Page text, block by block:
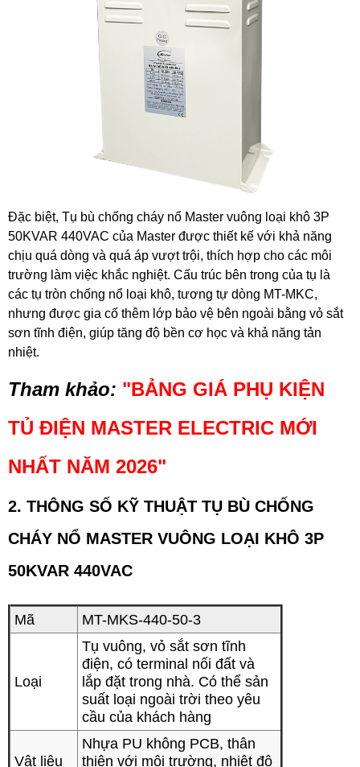
Đặc biệt, Tụ bù chống cháy nổ Master vuông loại khô 3P
50KVAR 440VAC của Master được thiết kế với khả năng
chịu quá dòng và quá áp vượt trội, thích hợp cho các môi
trường làm việc khắc nghiệt. Cấu trúc bên trong của tụ là
các tụ tròn chống nổ loại khô, tương tự dòng MT-MKC,
nhưng được gia cố thêm lớp bảo vệ bên ngoài bằng vỏ sắt
sơn tĩnh điện, giúp tăng độ bền cơ học và khả năng tản
nhiệt.
Tham khảo: "BẢNG GIÁ PHỤ KIỆN
TỦ ĐIỆN MASTER ELECTRIC MỚI
NHẤT NĂM 2026"
2. THÔNG SỐ KỸ THUẬT TỤ BÙ CHỐNG
CHÁY NỔ MASTER VUÔNG LOẠI KHÔ 3P
50KVAR 440VAC
Mã MT-MKS-440-50-3
Loại
Tụ vuông, vỏ sắt sơn tĩnh
điện, có terminal nối đất và
lắp đặt trong nhà. Có thể sản
suất loại ngoài trời theo yêu
cầu của khách hàng
Vật liệu
Nhựa PU không PCB, thân
thiện với môi trường, nhiệt độ